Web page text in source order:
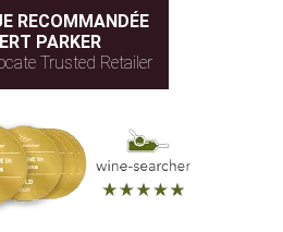
RECOMMANDÉE
PARKER
Trusted Retailer